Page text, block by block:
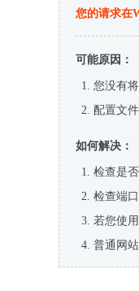
您的请求在
可能原因：
您没有
配置文
如何解决：
检查是
检查端
若您使
普通网